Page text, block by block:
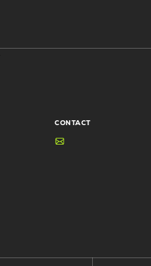
CONTACT